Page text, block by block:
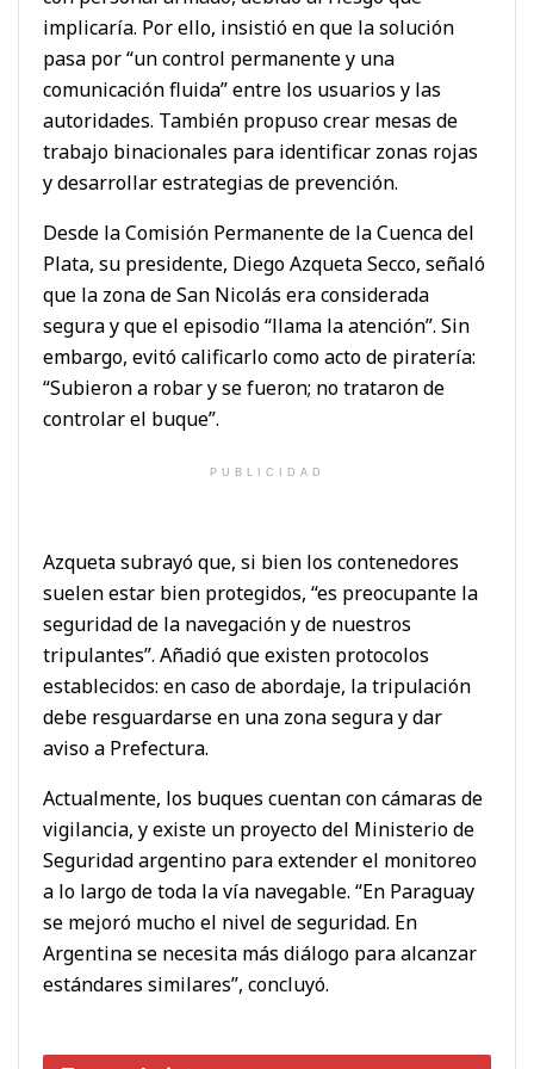
implicaría. Por ello, insistió en que la solución
pasa por “un control permanente y una
comunicación fluida” entre los usuarios y las
autoridades. También propuso crear mesas de
trabajo binacionales para identificar zonas rojas
y desarrollar estrategias de prevención.
Desde la Comisión Permanente de la Cuenca del
Plata, su presidente, Diego Azqueta Secco, señaló
que la zona de San Nicolás era considerada
segura y que el episodio “llama la atención”. Sin
embargo, evitó calificarlo como acto de piratería:
“Subieron a robar y se fueron; no trataron de
controlar el buque”.
PUBLICIDAD
Azqueta subrayó que, si bien los contenedores
suelen estar bien protegidos, “es preocupante la
seguridad de la navegación y de nuestros
tripulantes”. Añadió que existen protocolos
establecidos: en caso de abordaje, la tripulación
debe resguardarse en una zona segura y dar
aviso a Prefectura.
Actualmente, los buques cuentan con cámaras de
vigilancia, y existe un proyecto del Ministerio de
Seguridad argentino para extender el monitoreo
a lo largo de toda la vía navegable. “En Paraguay
se mejoró mucho el nivel de seguridad. En
Argentina se necesita más diálogo para alcanzar
estándares similares”, concluyó.